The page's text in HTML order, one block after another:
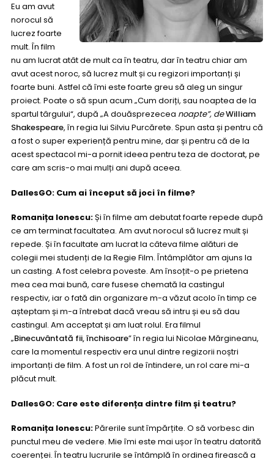
Eu am avut
norocul să
lucrez foarte
mult. În film
nu am lucrat atât de mult ca în teatru, dar în teatru chiar am
avut acest noroc, să lucrez mult și cu regizori importanți și
foarte buni. Astfel că îmi este foarte greu să aleg un singur
proiect. Poate o să spun acum „Cum doriți, sau noaptea de la
spartul târgului“, după „A douăsprezecea noapte”, deWilliam
Shakespeare, în regia lui Silviu Purcărete. Spun asta și pentru că
a fost o super experiență pentru mine, dar și pentru că de la
acest spectacol mi-a pornit ideea pentru teza de doctorat, pe
care am scris-o mai mulți ani după aceea.
DallesGO: Cum ai început să joci în filme?
Romanița Ionescu:Și în filme am debutat foarte repede după
ce am terminat facultatea. Am avut norocul să lucrez mult și
repede. Și în facultate am lucrat la câteva filme alături de
colegii mei studenți de la Regie Film. Întâmplător am ajuns la
un casting. A fost celebra poveste. Am însoțit-o pe prietena
mea cea mai bună, care fusese chemată la castingul
respectiv, iar o fată din organizare m-a văzut acolo în timp ce
așteptam și m-a întrebat dacă vreau să intru și eu să dau
castingul. Am acceptat și am luat rolul. Era filmul
„Binecuvântată fii, închisoare” în regia lui Nicolae Mărgineanu,
care la momentul respectiv era unul dintre regizorii noștri
importanți de film. A fost un rol de întindere, un rol care mi-a
plăcut mult.
DallesGO: Care este diferența dintre film și teatru?
Romanița Ionescu:Părerile sunt împărțite. O să vorbesc din
punctul meu de vedere. Mie îmi este mai ușor în teatru datorită
coerenței. În teatru lucrurile se întâmplă în ordinea firească a